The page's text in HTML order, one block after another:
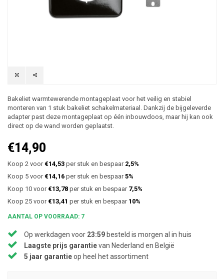
Bakeliet warmtewerende montageplaat voor het veilig en stabiel
monteren van 1 stuk bakeliet schakelmateriaal. Dankzij de bijgeleverde
adapter past deze montageplaat op één inbouwdoos, maar hij kan ook
direct op de wand worden geplaatst.
€14,90
Koop 2 voor €14,53 per stuk en bespaar 2,5%
Koop 5 voor €14,16 per stuk en bespaar5%
Koop 10 voor €13,78 per stuk en bespaar 7,5%
Koop 25 voor €13,41 per stuk en bespaar 10%
AANTAL OP VOORRAAD: 7
Op werkdagen voor 23:59 besteld is morgen al in huis
Laagste prijs garantievan Nederland en België
5 jaar garantieop heel het assortiment